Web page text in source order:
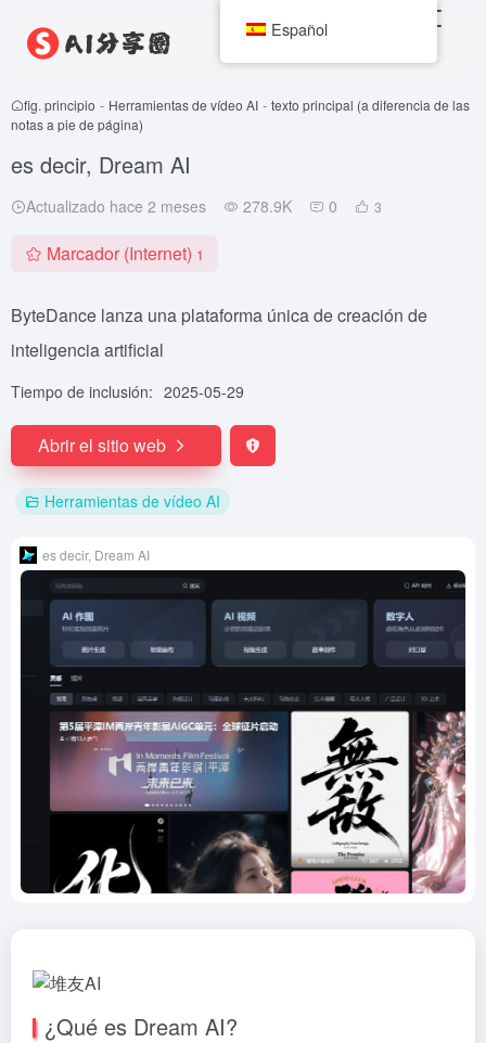
fig. principio - Herramientas de vídeo AI - texto principal (a diferencia de las
notas a pie de página)
es decir, Dream AI
Actualizado hace 2 meses 278.9K 0 3
Marcador (Internet) 1
ByteDance lanza una plataforma única de creación de
inteligencia artificial
Tiempo de inclusión: 2025-05-29
Abrir el sitio web
Herramientas de vídeo AI
es decir, Dream AI
¿Qué es Dream AI?
Español